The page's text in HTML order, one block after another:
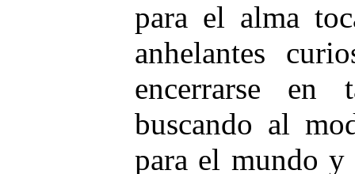
para el alma
anhelantes
encerrarse en
buscando al
para el mundo y